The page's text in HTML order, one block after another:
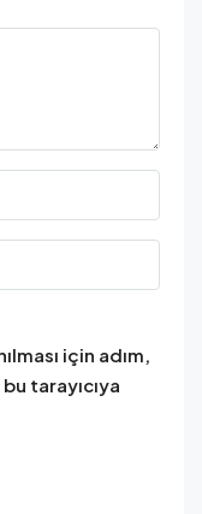
için adım,
tarayıcıya